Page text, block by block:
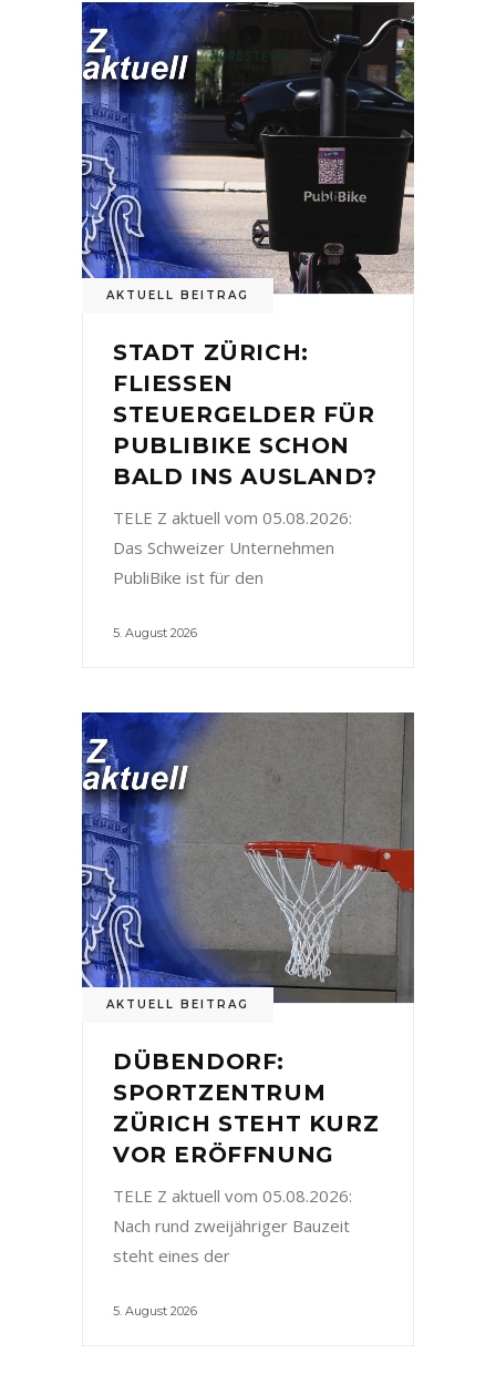
AKTUELL BEITRAG
STADT ZÜRICH:
FLIESSEN
STEUERGELDER FÜR
PUBLIBIKE SCHON
BALD INS AUSLAND?
TELE Z aktuell vom 05.08.2026:
Das Schweizer Unternehmen
PubliBike ist für den
5. August 2026
AKTUELL BEITRAG
DÜBENDORF:
SPORTZENTRUM
ZÜRICH STEHT KURZ
VOR ERÖFFNUNG
TELE Z aktuell vom 05.08.2026:
Nach rund zweijähriger Bauzeit
steht eines der
5. August 2026